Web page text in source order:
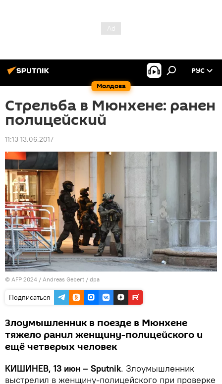
Молдова
РУС
Стрельба в Мюнхене: ранен
полицейский
11:13 13.06.2017
© AFP 2024 / Andreas Gebert / dpa
Подписаться
Злоумышленник в поезде в Мюнхене
тяжело ранил женщину-полицейского и
ещё четверых человек
КИШИНЕВ, 13 июн – Sputnik. Злоумышленник
выстрелил в женщину-полицейского при проверке